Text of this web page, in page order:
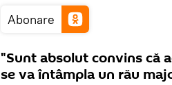
Abonare
"Sunt absolut convins că
se va întâmpla un rău